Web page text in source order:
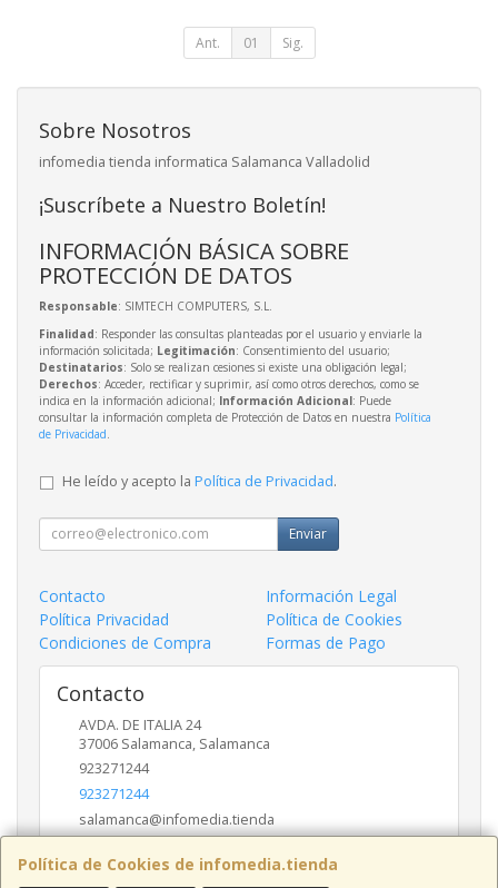
Ant. 01 Sig.
Política de Cookies de infomedia.tienda
Sobre Nosotros
infomedia tienda informatica Salamanca Valladolid
¡Suscríbete a Nuestro Boletín!
INFORMACIÓN BÁSICA SOBRE
PROTECCIÓN DE DATOS
Responsable: SIMTECH COMPUTERS, S.L.
Finalidad: Responder las consultas planteadas por el usuario y enviarle la
información solicitada; Legitimación: Consentimiento del usuario;
Destinatarios: Solo se realizan cesiones si existe una obligación legal;
Derechos: Acceder, rectificar y suprimir, así como otros derechos, como se
indica en la información adicional; Información Adicional: Puede
consultar la información completa de Protección de Datos en nuestra Política
de Privacidad
He leído y acepto la Política de Privacidad.
Enviar
Contacto
Información Legal
Política Privacidad
Política de Cookies
Condiciones de Compra
Formas de Pago
Contacto
AVDA. DE ITALIA 24
37006 Salamanca, Salamanca
923271244
923271244
salamanca@infomedia.tienda